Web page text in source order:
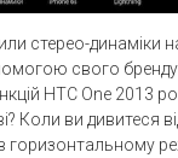
стерео-динаміки
свого
HTC One 2013
Коли ви дивитеся